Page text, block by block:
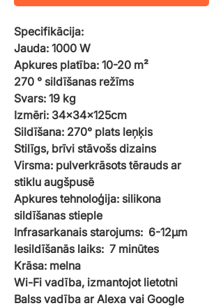
Specifikācija:
Jauda: 1000 W
Apkures platība: 10-20 m²
270 ° sildīšanas režīms
Svars: 19 kg
Izmēri: 34x34x125cm
Sildīšana: 270° plats leņķis
Stilīgs, brīvi stāvošs dizains
Virsma: pulverkrāsots tērauds ar
stiklu augšpusē
Apkures tehnoloģija: silikona
sildīšanas stieple
Infrasarkanais starojums: 6-12µm
Iesildīšanās laiks: 7 minūtes
Krāsa: melna
Wi-Fi vadība, izmantojot lietotni
Balss vadība ar Alexa vai Google